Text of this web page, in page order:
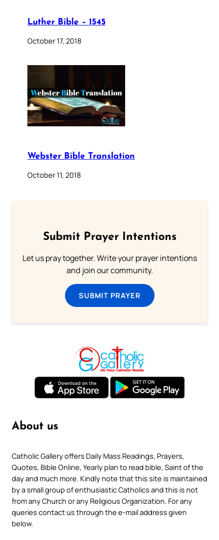
Luther Bible – 1545
October 17, 2018
Webster Bible Translation
October 11, 2018
Submit Prayer Intentions
Let us pray together. Write your prayer intentions
and join our community.
SUBMIT PRAYER
About us
Catholic Gallery offers Daily Mass Readings, Prayers,
Quotes, Bible Online, Yearly plan to read bible, Saint of the
day and much more. Kindly note that this site is maintained
by a small group of enthusiastic Catholics and this is not
from any Church or any Religious Organization. For any
queries contact us through the e-mail address given
below.